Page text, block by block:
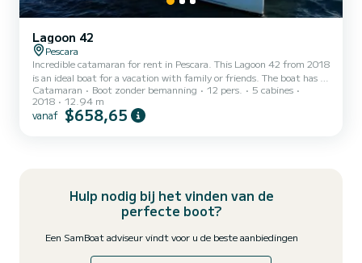
Lagoon 42
Pescara
Incredible catamaran for rent in Pescara. This Lagoon 42 from 2018
is an ideal boat for a vacation with family or friends. The boat has 5
cabins with all comfort and a capacity of 12 people. With an overall
length of 13 meters, it will be your best ally to spend an
exceptional vacation on the water in the surroundings of Pescara
Catamaran Boot zonder bemanning 12 pers.
5 cabines
2018
12.94 m
vanaf $658,65
Hulp nodig bij het vinden van de
perfecte boot?
Een SamBoat adviseur vindt voor u de beste aanbiedingen